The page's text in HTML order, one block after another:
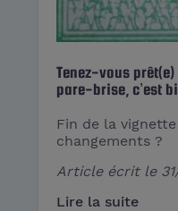
Tenez-vous
pare-brise, c’est
Fin de la
changements ?
Article écrit le
Lire la suite